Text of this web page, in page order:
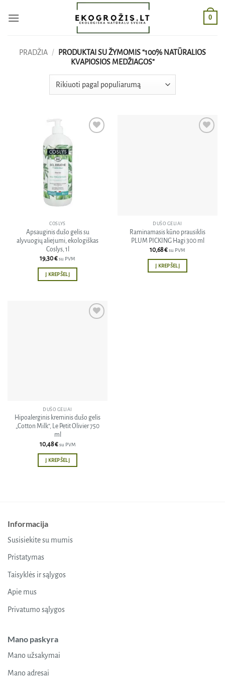
0
PRADŽIA /
PRODUKTAI SU ŽYMOMIS “100% NATŪRALIOS
KVAPIOSIOS MEDŽIAGOS”
COSLYS
Apsauginis dušo gelis su
alyvuogių aliejumi, ekologiškas
Coslys, 1l
19,30€su PVM
Į KREPŠELĮ
DUŠO GELIAI
Raminamasis kūno prausiklis
PLUM PICKING Hagi 300 ml
10,68€su PVM
Į KREPŠELĮ
DUŠO GELIAI
Hipoalerginis kreminis dušo gelis
„Cotton Milk“, Le Petit Olivier 750
ml
10,48€ su PVM
Į KREPŠELĮ
Informacija
Susisiekite su mumis
Pristatymas
Taisyklės ir sąlygos
Apie mus
Privatumo sąlygos
Mano paskyra
Mano užsakymai
Mano adresai